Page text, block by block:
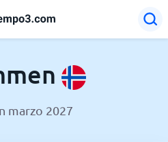
marzo 2027